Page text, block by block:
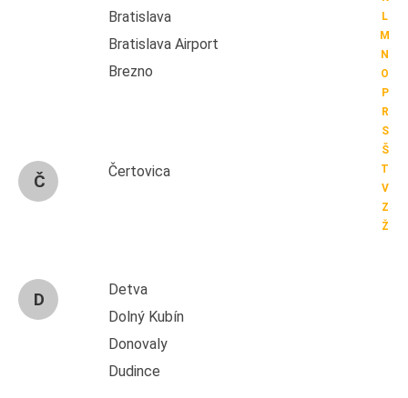
L
M
N
O
P
R
S
Š
T
V
Z
Ž
Bratislava
Bratislava Airport
Brezno
Č
Čertovica
D
Detva
Dolný Kubín
Donovaly
Dudince